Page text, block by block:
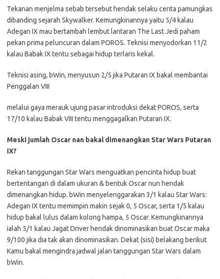
Tekanan menjelma sebab tersebut hendak selaku cerita pamungkas
dibanding sejarah Skywalker. Kemungkinannya yaitu 5/4 kalau
Adegan IX mau bertambah lembut lantaran The Last Jedi paham
pekan prima peluncuran dalam POROS. Teknisi menyodorkan 11/2
kalau Babak IX tentu sebagai hidup terlaris kekal.
Teknisi asing, bWin, menyusun 2/5 jika Putaran IX bakal membantai
Penggalan VIII
melalui gaya merauk ujung pasar introduksi dekat POROS, serta
17/10 kalau Babak VIII tentu menggagalkan Putaran IX.
Meski jumlah Oscar nan bakal dimenangkan Star Wars Putaran
IX?
Rekan tanggungan Star Wars menguatkan pencinta hidup buat
bertentangan di dalam ukuran & bentuk Oscar nun hendak
dimenangkan hidup. bWin menyelenggarakan 3/1 kalau Star Wars:
Adegan IX tentu memimpin makin sejak 0, 5 Oscar, serta 1/5 kalau
hidup bakal lulus dalam kolong hampa, 5 Oscar. Kemungkinannya
ialah 5/1 kalau Jagat Driver hendak dinominasikan buat Oscar maka
9/100 jika dia tak akan dinominasikan. Dekat (sisi) belakang berikut
Kamu bakal mengindra jadwal jalan tanggungan Star Wars dalam
bWin.